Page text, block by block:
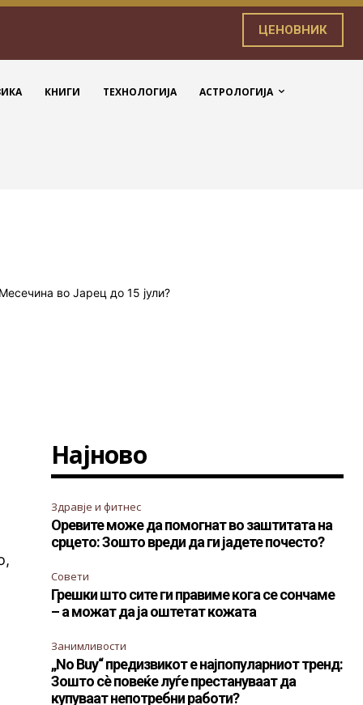
ЦЕНОВНИК
КНИГИ ТЕХНОЛОГИЈА АСТРОЛОГИЈА
Најново
Здравје и фитнес
Оревите може да помогнат во заштитата на
срцето: Зошто вреди да ги јадете почесто?
Совети
Грешки што сите ги правиме кога се сончаме
– а можат да ја оштетат кожата
Занимливости
„No Buy“ предизвикот е најпопуларниот тренд:
Зошто сè повеќе луѓе престануваат да
купуваат непотребни работи?